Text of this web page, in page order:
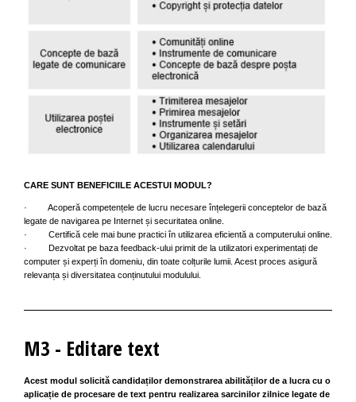
CARE SUNT BENEFICIILE ACESTUI MODUL?
· Acoperă competențele de lucru necesare înțelegerii conceptelor de bază
legate de navigarea pe Internet și securitatea online.
· Certifică cele mai bune practici în utilizarea eficientă a computerului online.
· Dezvoltat pe baza feedback-ului primit de la utilizatori experimentați de
computer și experți în domeniu, din toate colțurile lumii. Acest proces asigură
relevanța și diversitatea conținutului modulului.
M3 - Editare text
Acest modul solicită candidaților demonstrarea abilităților de a lucra cu o
aplicație de procesare de text pentru realizarea sarcinilor zilnice legate de